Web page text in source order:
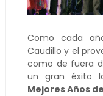
Como cada
Caudillo y el
como de fuera
un gran éxito
Mejores Años